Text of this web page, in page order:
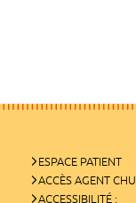
ESPACE PATIENT
ACCÈS AGENT CHU
ACCESSIBILITÉ :